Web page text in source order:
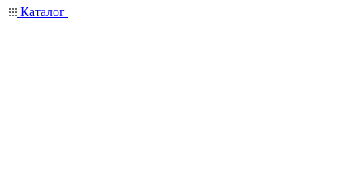
Каталог